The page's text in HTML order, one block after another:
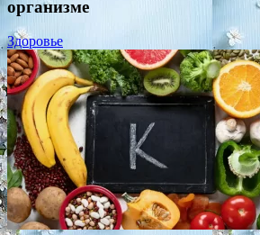
организме
Здоровье